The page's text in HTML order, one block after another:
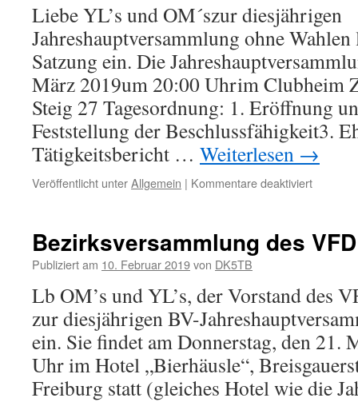
Liebe YL’s und OM´szur diesjährigen
Jahreshauptversammlung ohne
Satzung ein. Die
März 2019um 20:00 Uhrim Clubheim
Steig 27 Tagesordnung: 1. Eröffnung
Feststellung der Beschlussfähigkeit3.
Tätigkeitsbericht … Weiterlesen →
Veröffentlicht unterAllgemein | Kommentare deaktiviertfür
Z48
Bezirksversammlung des
Publiziert am 10. Februar 2019von DK5TB
Lb OM’s und YL’s, der Vorstand des
zur diesjährigen BV-
ein. Sie findet am Donnerstag, den 21.
Uhr im Hotel „Bierhäusle“,
Freiburg statt (gleiches Hotel wie die